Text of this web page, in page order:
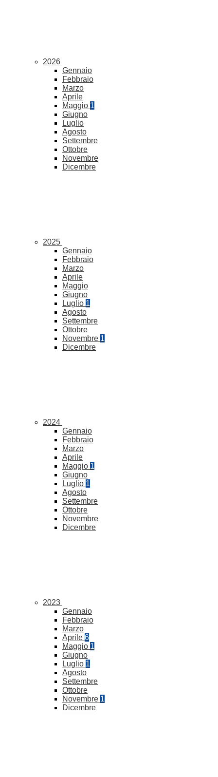
2026
Gennaio
Febbraio
Marzo
Aprile
Maggio 1
Giugno
Luglio
Agosto
Settembre
Ottobre
Novembre
Dicembre
2025
Gennaio
Febbraio
Marzo
Aprile
Maggio
Giugno
Luglio 1
Agosto
Settembre
Ottobre
Novembre 1
Dicembre
2024
Gennaio
Febbraio
Marzo
Aprile
Maggio 1
Giugno
Luglio 1
Agosto
Settembre
Ottobre
Novembre
Dicembre
2023
Gennaio
Febbraio
Marzo
Aprile 6
Maggio 1
Giugno
Luglio 1
Agosto
Settembre
Ottobre
Novembre 1
Dicembre